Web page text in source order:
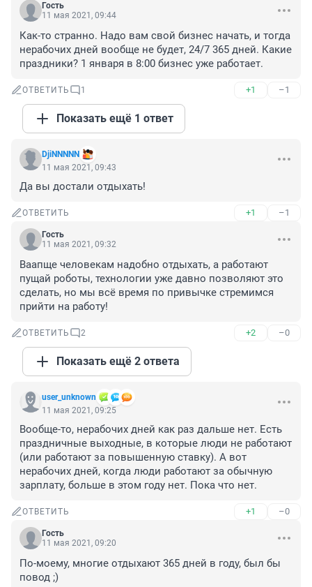
Гость
11 мая 2021, 09:44
Как-то странно. Надо вам свой бизнес начать, и тогда
нерабочих дней вообще не будет, 24/7 365 дней. Какие
праздники? 1 января в 8:00 бизнес уже работает.
ОТВЕТИТЬ 1 +1 –1
Показать ещё 1 ответ
DjiNNNNN
11 мая 2021, 09:43
Да вы достали отдыхать!
ОТВЕТИТЬ +1 –1
Гость
11 мая 2021, 09:32
Ваапще человекам надобно отдыхать, а работают
пущай роботы, технологии уже давно позволяют это
сделать, но мы всё время по привычке стремимся
прийти на работу!
ОТВЕТИТЬ 2 +2 –0
Показать ещё 2 ответа
user_unknown
11 мая 2021, 09:25
Вообще-то, нерабочих дней как раз дальше нет. Есть
праздничные выходные, в которые люди не работают
(или работают за повышенную ставку). А вот
нерабочих дней, когда люди работают за обычную
зарплату, больше в этом году нет. Пока что нет.
ОТВЕТИТЬ +1 –0
Гость
11 мая 2021, 09:20
По-моему, многие отдыхают 365 дней в году, был бы
повод ;)